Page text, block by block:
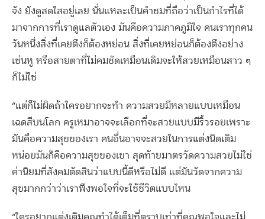
จัง ยังดูสดใสอยู่เลย นั่นแหละเป็นคำชมที่ถือว่าเป็นกำไรที่ได้
มาจากการที่เราดูแลตัวเอง มันคือความภาคภูมิใจ คนเราทุกคน
วันหนึ่งสิ่งที่เคยตึงก็ต้องหย่อน สิ่งที่เคยหย่อนก็ต้องตึงอย่าง
เช่นหู หรือสายตาที่ไม่คมชัดเหมือนเดิมจะให้สวยเหมือนสาว ๆ
ก็ไม่ใช่
“แต่ก็ไม่ผิดถ้าใครอยากจะทำ ความสวยมีหลายแบบเหมือน
เฉดสีบนโลก ครูเหมาอาจจะเลือกที่จะสวยแบบมีริ้วรอยเพราะ
มันคือความสุขของเรา คนอื่นอาจจะสวยในการแต่งนิดเติม
หน่อยมันก็คือความสุขของเขา สุดท้ายมาตรวัดความสวยไม่ใช่
ค่านิยมที่สังคมตัดสินว่าแบบนี้ดีหรือไม่ดี แต่มันวัดจากความ
สุขมากกว่าว่าเราพึงพอใจที่จะใช้ชีวิตแบบไหน
“ใครอยากแต่งเติมคุณทำได้เต็มที่ตราบเท่าที่คุณพอใจและไม่